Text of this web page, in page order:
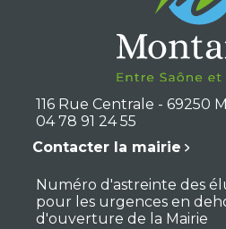
116 Rue Centrale - 69250
04 78 91 24 55
Contacter la mairie
Numéro d'astreinte des
pour les urgences en
d'ouverture de la Mairie